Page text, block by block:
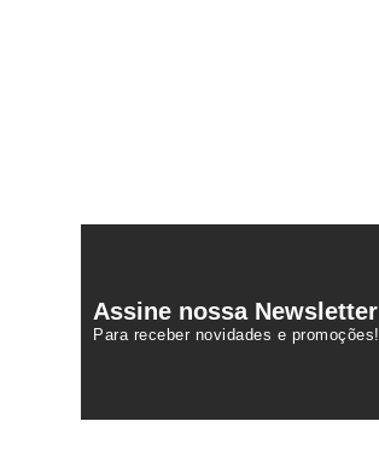
Assine nossa Newsletter
Para receber novidades e promoções!